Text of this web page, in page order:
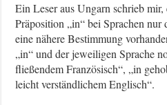
Ein Leser aus Ungarn schrieb mir,
Präposition „in“ bei Sprachen
eine nähere Bestimmung
„in“ und der jeweiligen Sprache
fließendem Französisch“, „in
leicht verständlichem Englisch“.